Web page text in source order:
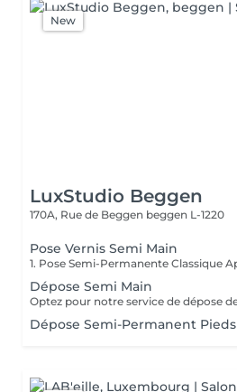
New
LuxStudio Beggen
170A, Rue de Beggen beggen L-1220
Pose Vernis Semi Main
Dépose Semi Main
Dépose Semi-Permanent Pieds